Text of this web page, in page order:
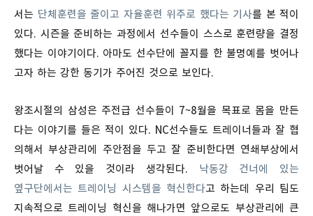
서는 단체훈련을 줄이고 자율훈련 위주로 했다는 기사를 본 적이
있다. 시즌을 준비하는 과정에서 선수들이 스스로 훈련량을 결정
했다는 이야기이다. 아마도 선수단에 꼴지를 한 불명예를 벗어나
고자 하는 강한 동기가 주어진 것으로 보인다.
왕조시절의 삼성은 주전급 선수들이 7~8월을 목표로 몸을 만든
다는 이야기를 들은 적이 있다. NC선수들도 트레이너들과 잘 협
의해서 부상관리에 주안점을 두고 잘 준비한다면 연쇄부상에서
벗어날 수 있을 것이라 생각된다. 낙동강 건너에 있는
옆구단에서는 트레이닝 시스템을 혁신한다고 하는데 우리 팀도
지속적으로 트레이닝 혁신을 해나가면 앞으로도 부상관리에 큰